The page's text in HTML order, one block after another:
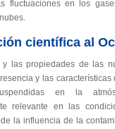
fluctuaciones en los
científica al
y las propiedades de las
y las
en la
relevante en las
la influencia de la